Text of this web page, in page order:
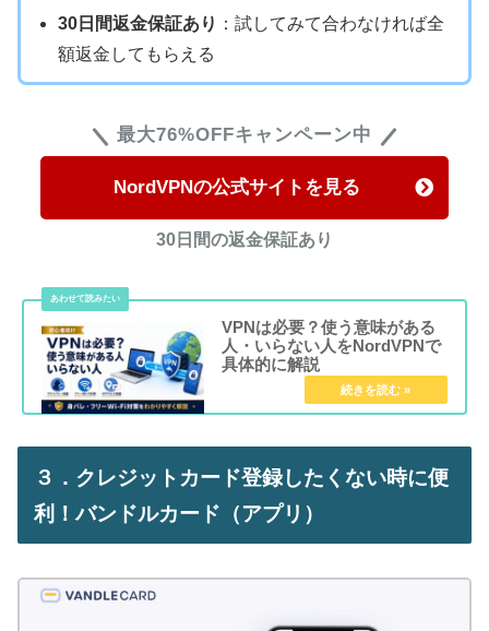
30日間返金保証あり ：試してみて合わなければ全
額返金してもらえる
最大76%OFFキャンペーン中
NordVPNの公式サイトを見る
30日間の返金保証あり
VPNは必要？使う意味がある
人・いらない人をNordVPNで
具体的に解説
３．クレジットカード登録したくない時に便
利！バンドルカード（アプリ）